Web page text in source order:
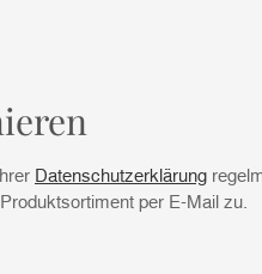
Datenschutzerklärung
per E-Mail zu.